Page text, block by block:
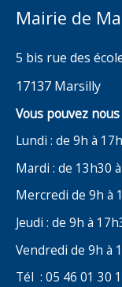
Mairie de
5 bis rue des
17137 Marsilly
Vous pouvez
Lundi : de 9h à
Mardi : de 13h30
Mercredi de 9h à
Jeudi : de 9h à
Vendredi de 9h à
Tél : 05 46 01 30